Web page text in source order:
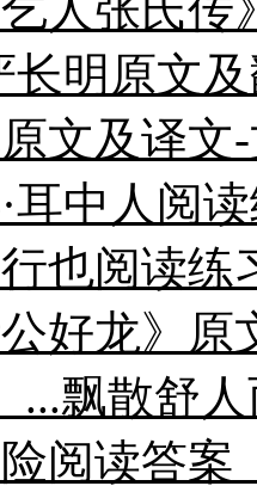
长明原文
文及译文
耳中人阅
也阅读练
好龙》原
飘散舒
阅读答案